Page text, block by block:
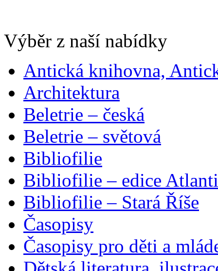
Výběr z naší nabídky
Antická knihovna,
Architektura
Beletrie – česká
Beletrie – světová
Bibliofilie
Bibliofilie – edice
Bibliofilie – Stará Říše
Časopisy
Časopisy pro děti a